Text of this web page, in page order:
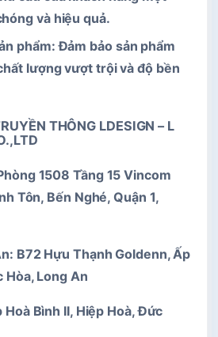
và hiệu quả.
phẩm: Đảm bảo sản phẩm
lượng vượt trội và độ bền
THÔNG LDESIGN – L
1508 Tầng 15 Vincom
Tôn, Bến Nghé, Quận 1,
B72 Hựu Thạnh Goldenn, Ấp
Hòa, Long An
Bình II, Hiệp Hoà, Đức